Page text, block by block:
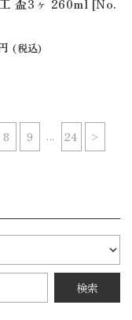
盃3ヶ 260ml [No.
(税込)
8 9 ... 24 >